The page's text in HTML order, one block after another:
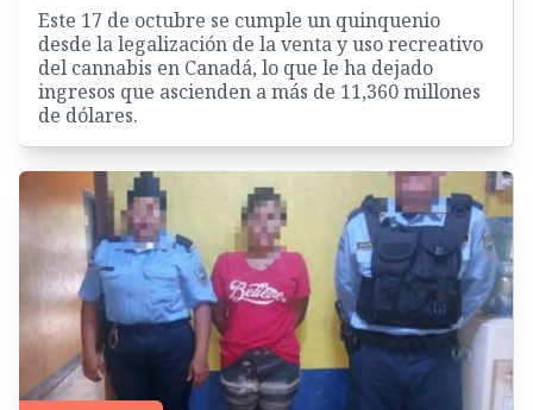
Este 17 de octubre se cumple un quinquenio
desde la legalización de la venta y uso recreativo
del cannabis en Canadá, lo que le ha dejado
ingresos que ascienden a más de 11,360 millones
de dólares.